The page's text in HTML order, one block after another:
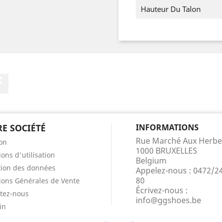
Hauteur Du Talon
SOCIÉTÉ
d'utilisation
des données
Générales de Vente
nous
INFORMATIONS
Rue Marché Aux
1000 BRUXELLES
Belgium
Appelez-nous : 0472/
80
Écrivez-nous :
info@ggshoes.be